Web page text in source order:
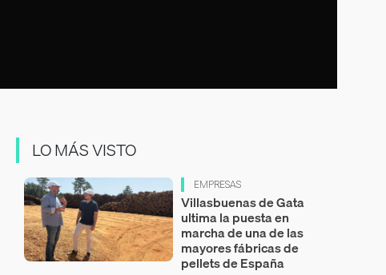
LO MÁS VISTO
EMPRESAS
Villasbuenas de Gata
ultima la puesta en
marcha de una de las
mayores fábricas de
pellets de España